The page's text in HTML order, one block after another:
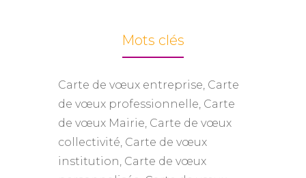
Mots clés
Carte de vœux entreprise, Carte
de vœux professionnelle, Carte
de vœux Mairie, Carte de vœux
collectivité, Carte de vœux
institution, Carte de vœux